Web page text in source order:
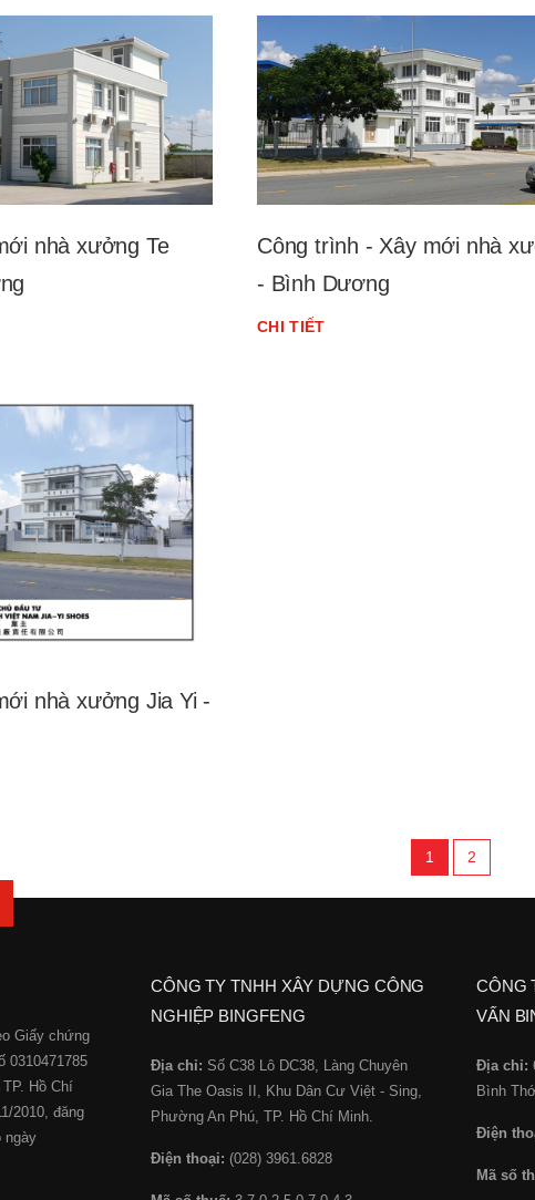
nhà xưởng Te
Công trình - Xây mới nhà
- Bình Dương
CHI TIẾT
nhà xưởng Jia Yi -
1 2
Giấy chứng
0310471785
Hồ Chí
2010, đăng
ngày
CÔNG TY TNHH XÂY DỰNG CÔNG
NGHIỆP BINGFENG
Địa chỉ: Số C38 Lô DC38, Làng Chuyên
Gia The Oasis II, Khu Dân Cư Việt - Sing,
Phường An Phú, TP. Hồ Chí Minh.
Điện thoại: (028) 3961.6828
CÔNG
VẤN
Địa chỉ:
Bình
Điện
Mã số